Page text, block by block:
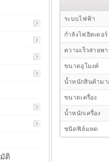
ระบบไฟฟ้า
กำลังไฟฮิตเตอร์
ความเร็วสายพ
ขนาดอุโมงค์
น้ำหนักสินค้าม
ขนาดเครื่อง
น้ำหนักเครื่อง
ชนิดฟิล์มหด
ติ